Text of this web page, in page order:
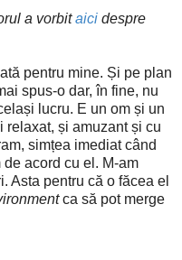
a vorbitaici despre
pentru mine. Și pe plan
spus-o dar, în fine, nu
lucru. E un om și un
relaxat, și amuzant și cu
simțea imediat când
acord cu el. M-am
Asta pentru că o făcea el
ca să pot merge